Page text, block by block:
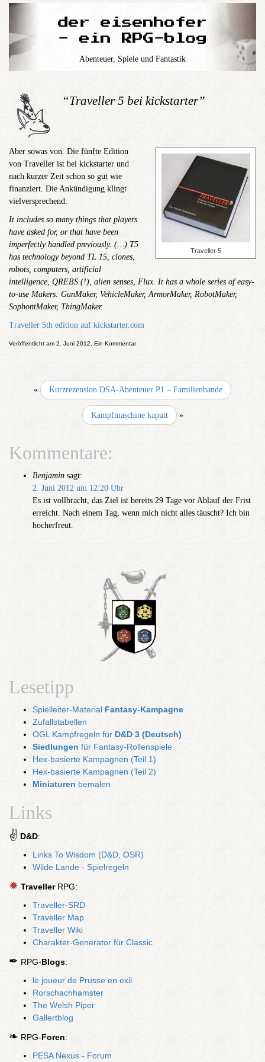
der eisenhofer
- ein RPG-blog
Abenteuer, Spiele und Fantastik
“Traveller 5 bei kickstarter”
Traveller 5
Aber sowas von. Die fünfte Edition
von Traveller ist bei kickstarter und
nach kurzer Zeit schon so gut wie
finanziert. Die Ankündigung klingt
vielversprechend:
It includes so many things that players
have asked for, or that have been
imperfectly handled previously. (…) T5
has technology beyond TL 15, clones,
robots, computers, artificial
intelligence, QREBS (!), alien senses, Flux. It has a whole series of easy-
to-use Makers: GunMaker, VehicleMaker, ArmorMaker, RobotMaker,
SophontMaker, ThingMaker.
Traveller 5th edition auf kickstarter.com
Veröffentlicht am 2. Juni 2012, Ein Kommentar
« Kurzrezension DSA-Abenteuer P1 – Familienbande
Kampfmaschine kaputt »
Kommentare:
Benjamin sagt:
2. Juni 2012 um 12:20 Uhr
Es ist vollbracht, das Ziel ist bereits 29 Tage vor Ablauf der Frist
erreicht. Nach einem Tag, wenn mich nicht alles täuscht? Ich bin
hocherfreut.
Lesetipp
Spielleiter-Material Fantasy-Kampagne
Zufallstabellen
OGL Kampfregeln für D&D 3 (Deutsch)
Siedlungen für Fantasy-Rollenspiele
Hex-basierte Kampagnen (Teil 1)
Hex-basierte Kampagnen (Teil 2)
Miniaturen bemalen
Links
✌ D&D:
Links To Wisdom (D&D, OSR)
Wilde Lande - Spielregeln
✹ TravellerRPG:
Traveller-SRD
Traveller Map
Traveller Wiki
Charakter-Generator für Classic
✒ RPG-Blogs:
le joueur de Prusse en exil
Rorschachhamster
The Welsh Piper
Gallertblog
❧ RPG-Foren:
PESA Nexus - Forum